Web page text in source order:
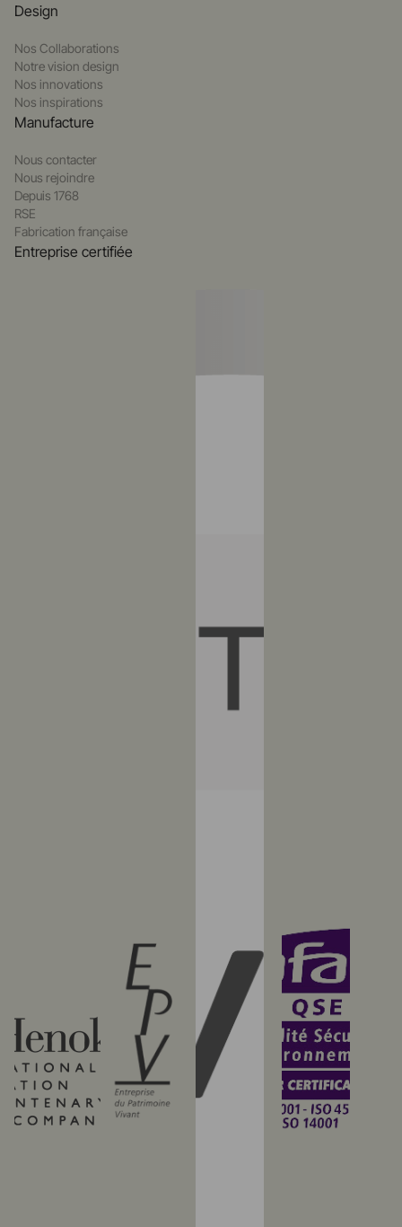
Design
Nos Collaborations
Notre vision design
Nos innovations
Nos inspirations
Manufacture
Nous contacter
Nous rejoindre
Depuis 1768
RSE
Fabrication française
Entreprise certifiée